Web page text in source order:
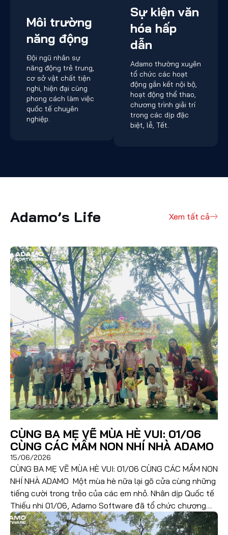
Môi trường
năng động
Đội ngũ nhân sự
năng động trẻ trung,
cơ sở vật chất tiện
nghi, hiện đại cùng
phong cách làm việc
quốc tế chuyên
nghiệp.
Sự kiện văn
hóa hấp
dẫn
Adamo thường xuyên
tổ chức các hoạt
động gắn kết nội bộ,
hoạt động thể thao,
chương trình giải trí
trong các dịp đặc
biệt, lễ, Tết.
Adamo’s Life Xem tất cả
Đọc thêm
CÙNG BA MẸ VẼ MÙA HÈ VUI: 01/06
CÙNG CÁC MẦM NON NHÍ NHÀ ADAMO
15/06/2026
CÙNG BA MẸ VẼ MÙA HÈ VUI: 01/06 CÙNG CÁC MẦM NON
NHÍ NHÀ ADAMO Một mùa hè nữa lại gõ cửa cùng những
tiếng cười trong trẻo của các em nhỏ. Nhân dịp Quốc tế
Thiếu nhi 01/06, Adamo Software đã tổ chức chương
trình trải nghiệm đặc biệt dành cho các “mầm non […]